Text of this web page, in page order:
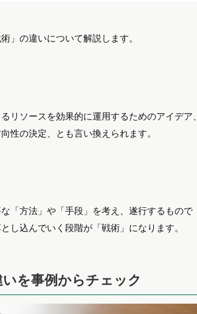
」の違いについて解説します。
リソースを効果的に運用するためのアイデア、
性の決定、とも言い換えられます。
「方法」や「手段」を考え、遂行するもので
し込んでいく段階が「戦術」になります。
を事例からチェック